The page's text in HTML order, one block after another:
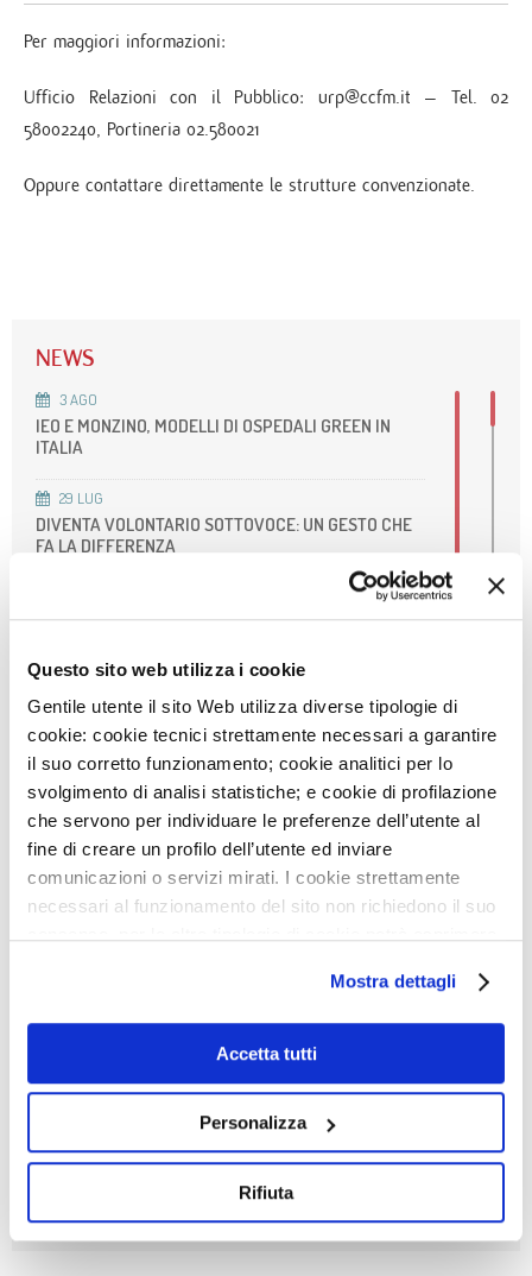
Questo sito web utilizza i cookie
Gentile utente il sito Web utilizza diverse tipologie di
cookie: cookie tecnici strettamente necessari a garantire
il suo corretto funzionamento; cookie analitici per lo
svolgimento di analisi statistiche; e cookie di profilazione
che servono per individuare le preferenze dell’utente al
fine di creare un profilo dell’utente ed inviare
comunicazioni o servizi mirati. I cookie strettamente
necessari al funzionamento del sito non richiedono il suo
Qualora non volesse esprimere preferenze può chiudere
il banner cliccando sul tasto x; in tal caso potranno
essere utilizzati solo i cookie strettamente necessari al
funzionamento del sito. Per “Maggiori Informazioni” la
Mostra dettagli
Accetta tutti
Personalizza
Rifiuta
Per maggiori informazioni:
Ufficio Relazioni con il Pubblico: urp@ccfm.it – Tel. 02
58002240, Portineria 02.580021
Oppure contattare direttamente le strutture convenzionate.
NEWS
3AGO
IEO E MONZINO, MODELLI DI OSPEDALI GREEN IN
ITALIA
29 LUG
DIVENTA VOLONTARIO SOTTOVOCE: UN GESTO CHE
FA LA DIFFERENZA
AVVISO: CHIUSURA SERVIZI
8LUG
NIGHT RUN MONZINO: PUNTO ISCRIZIONI GIOVEDÌ
16/7
22 GIU
ACCREDITAMENTO DELLA NOSTRA UOS DI RM
CARDIOVASCOLARE
22 GIU
ONDATE DI CALORE, ALCUNI CONSIGLI PER
PRENDERSI CURA DEL CUORE
DELLA MONZINO IMAGING ACADEMY
🌍 RIPARTE LA SECONDA FASE DEL PROGETTO DI
COOPERAZIONE SANITARIA IN ANGOLA
21MAG
NEWSLETTER
Iscriviti e ricevi le ultime news del